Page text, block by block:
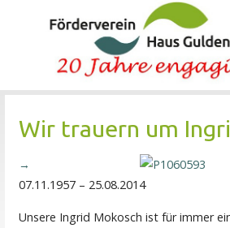
Unser Verein bietet Interessierten viele
Pflegezentrum Haus Guldenhof zu
fördern.
Wir trauern um
07.11.1957 – 25.08.2014
Unsere Ingrid Mokosch ist für immer